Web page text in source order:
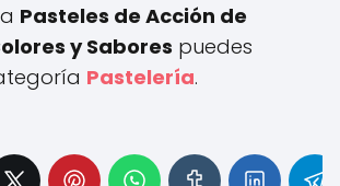
Pasteles de Acción de
y Sabores puedes
Pastelería.